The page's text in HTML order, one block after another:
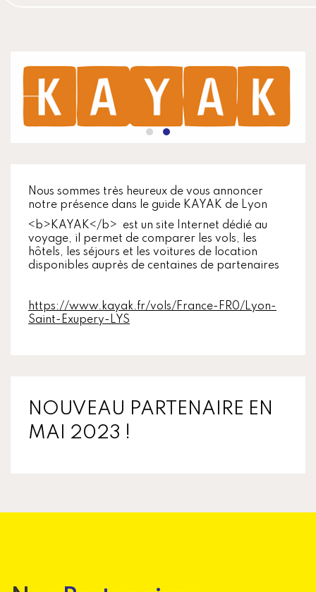
Nous sommes très heureux de vous annoncer
notre présence dans le guide KAYAK de Lyon
<b>KAYAK</b> est un site Internet dédié au
voyage, il permet de comparer les vols, les
hôtels, les séjours et les voitures de location
disponibles auprès de centaines de partenaires
https://www.kayak.fr/vols/France-FR0/Lyon-
Saint-Exupery-LYS
NOUVEAU PARTENAIRE EN
MAI 2023 !